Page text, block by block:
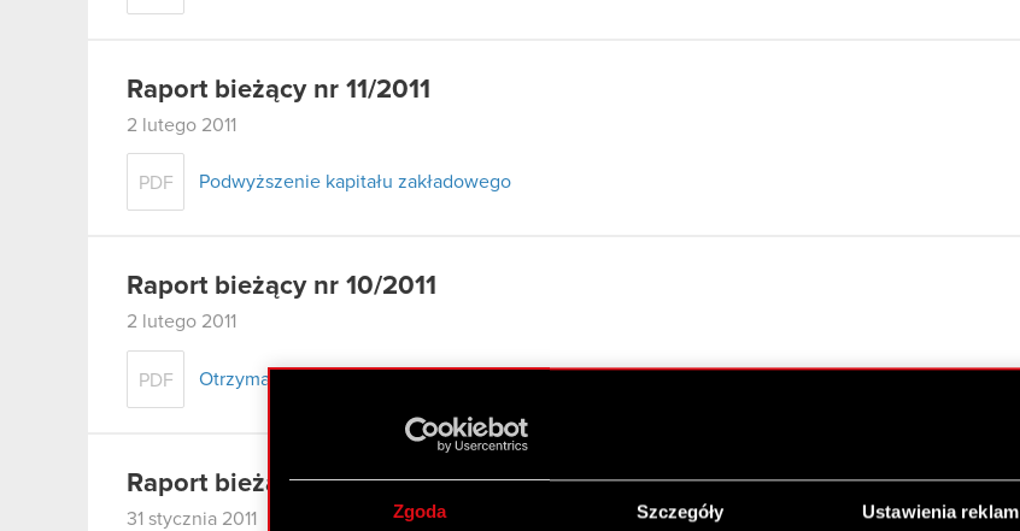
Zgoda Szczegóły Ustawienia reklam
Raport bieżący nr 11/2011
2 lutego 2011
PDF Podwyższenie kapitału zakładowego
Raport bieżący nr 10/2011
2 lutego 2011
PDF Otrzymanie zawiadomienia, o którym mowa w art. 69 ustawy o ofercie publicznej
Raport bieżący nr 9/2011
31 stycznia 2011